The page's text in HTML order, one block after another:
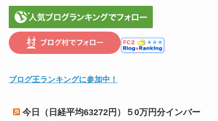
ブログ王ランキングに参加中！
今日（日経平均63272円）５0万円分インバー